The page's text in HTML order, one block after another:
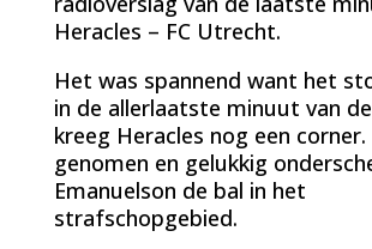
Heracles – FC Utrecht.
Het was spannend want het
in de allerlaatste minuut van
kreeg Heracles nog een
genomen en gelukkig
Emanuelson de bal in het
strafschopgebied.